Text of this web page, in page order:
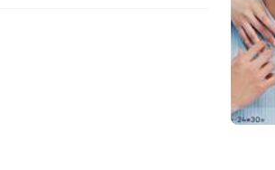
。再进一步便是地狱